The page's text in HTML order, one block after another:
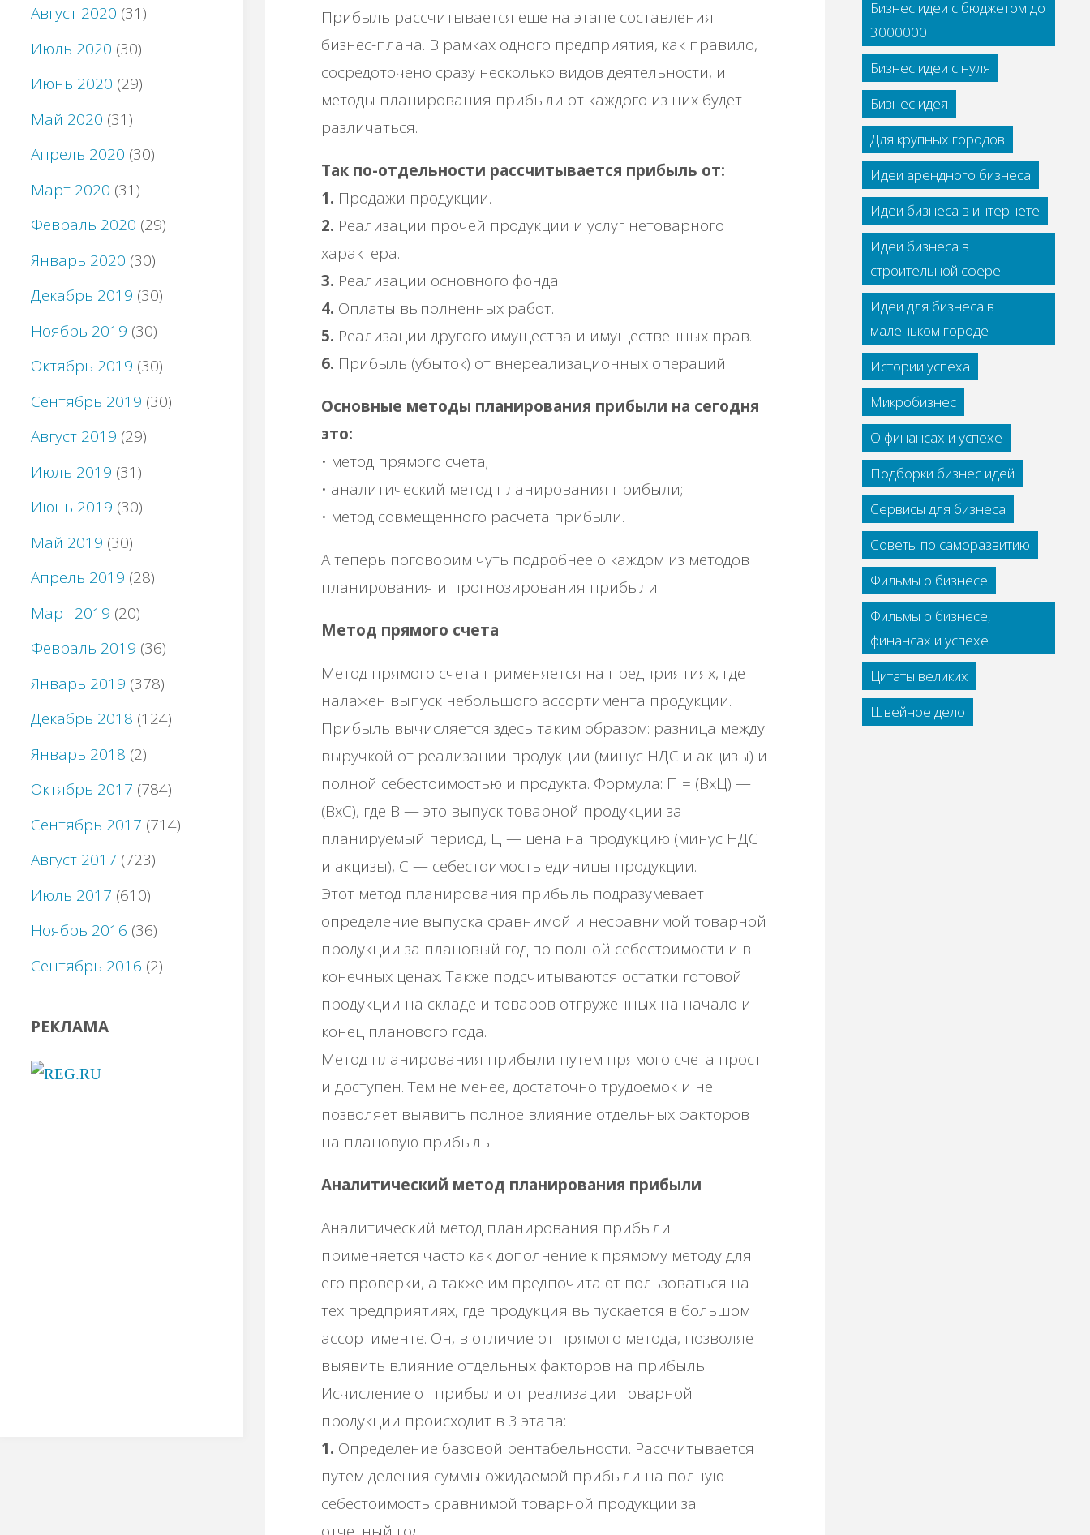
Прибыль рассчитывается еще на этапе составления
бизнес-плана. В рамках одного предприятия, как правило,
сосредоточено сразу несколько видов деятельности, и
методы планирования прибыли от каждого из них будет
различаться.
Так по-отдельности рассчитывается прибыль от:
1. Продажи продукции.
2. Реализации прочей продукции и услуг нетоварного
характера.
3. Реализации основного фонда.
4. Оплаты выполненных работ.
5. Реализации другого имущества и имущественных прав.
6. Прибыль (убыток) от внереализационных операций.
Основные методы планирования прибыли на сегодня
это:
• метод прямого счета;
• аналитический метод планирования прибыли;
• метод совмещенного расчета прибыли.
А теперь поговорим чуть подробнее о каждом из методов
планирования и прогнозирования прибыли.
Метод прямого счета
Метод прямого счета применяется на предприятиях, где
налажен выпуск небольшого ассортимента продукции.
Прибыль вычисляется здесь таким образом: разница между
выручкой от реализации продукции (минус НДС и акцизы) и
полной себестоимостью и продукта. Формула: П = (ВхЦ) —
(ВхС), где В — это выпуск товарной продукции за
планируемый период, Ц — цена на продукцию (минус НДС
и акцизы), С — себестоимость единицы продукции.
Этот метод планирования прибыль подразумевает
определение выпуска сравнимой и несравнимой товарной
продукции за плановый год по полной себестоимости и в
конечных ценах. Также подсчитываются остатки готовой
продукции на складе и товаров отгруженных на начало и
конец планового года.
Метод планирования прибыли путем прямого счета прост
и доступен. Тем не менее, достаточно трудоемок и не
позволяет выявить полное влияние отдельных факторов
на плановую прибыль.
Аналитический метод планирования прибыли
Аналитический метод планирования прибыли
применяется часто как дополнение к прямому методу для
его проверки, а также им предпочитают пользоваться на
тех предприятиях, где продукция выпускается в большом
ассортименте. Он, в отличие от прямого метода, позволяет
выявить влияние отдельных факторов на прибыль.
Исчисление от прибыли от реализации товарной
продукции происходит в 3 этапа:
1. Определение базовой рентабельности. Рассчитывается
путем деления суммы ожидаемой прибыли на полную
себестоимость сравнимой товарной продукции за
Август 2020 (31)
Июль 2020 (30)
Июнь 2020 (29)
Май 2020 (31)
Апрель 2020 (30)
Март 2020 (31)
Февраль 2020 (29)
Январь 2020 (30)
Декабрь 2019 (30)
Ноябрь 2019 (30)
Октябрь 2019 (30)
Сентябрь 2019 (30)
Август 2019 (29)
Июль 2019 (31)
Июнь 2019 (30)
Май 2019 (30)
Апрель 2019 (28)
Март 2019 (20)
Февраль 2019 (36)
Январь 2019 (378)
Декабрь 2018 (124)
Январь 2018 (2)
Октябрь 2017 (784)
Сентябрь 2017 (714)
Август 2017 (723)
Июль 2017 (610)
Ноябрь 2016 (36)
Сентябрь 2016 (2)
РЕКЛАМА
Бизнес идеи с бюджетом до
3000000
Бизнес идеи с нуля
Бизнес идея
Для крупных городов
Идеи арендного бизнеса
Идеи бизнеса в интернете
Идеи бизнеса в
строительной сфере
Идеи для бизнеса в
маленьком городе
Истории успеха
Микробизнес
О финансах и успехе
Подборки бизнес идей
Сервисы для бизнеса
Советы по саморазвитию
Фильмы о бизнесе
Фильмы о бизнесе,
финансах и успехе
Цитаты великих
Швейное дело